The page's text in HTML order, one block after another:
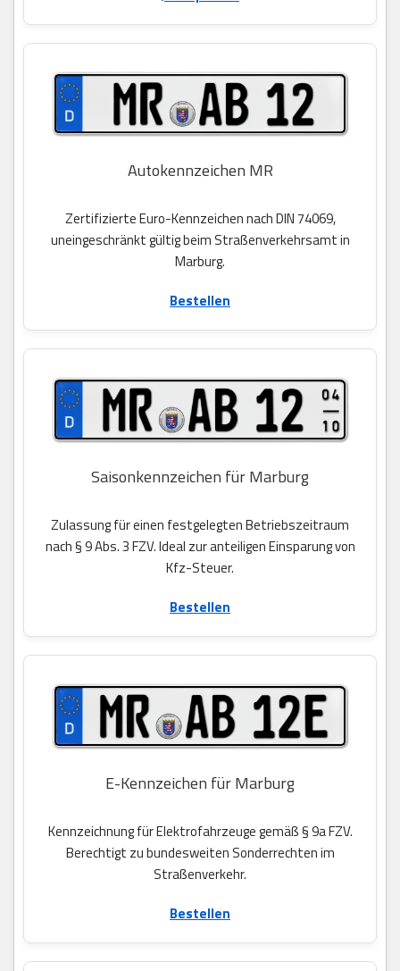
Autokennzeichen MR
Zertifizierte Euro-Kennzeichen nach DIN 74069,
uneingeschränkt gültig beim Straßenverkehrsamt in
Marburg.
Bestellen
Saisonkennzeichen für Marburg
Zulassung für einen festgelegten Betriebszeitraum
nach § 9 Abs. 3 FZV. Ideal zur anteiligen Einsparung von
Kfz-Steuer.
Bestellen
E-Kennzeichen für Marburg
Kennzeichnung für Elektrofahrzeuge gemäß § 9a FZV.
Berechtigt zu bundesweiten Sonderrechten im
Straßenverkehr.
Bestellen